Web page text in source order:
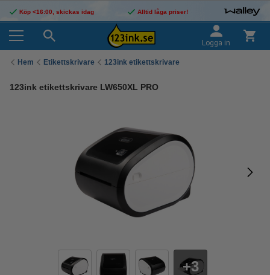
Köp <16:00, skickas idag Alltid låga priser!
Logga in
Hem Etikettskrivare 123ink etikettskrivare
123ink etikettskrivare LW650XL PRO
3